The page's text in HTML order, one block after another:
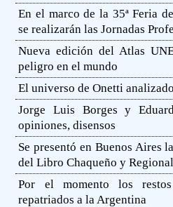
En el marco de la 35ª Feria
se realizarán las Jornadas
Nueva edición del Atlas
peligro en el mundo
El universo de Onetti
Jorge Luis Borges y
opiniones, disensos
Se presentó en Buenos Aires
del Libro Chaqueño y Regional
Por el momento los
repatriados a la Argentina